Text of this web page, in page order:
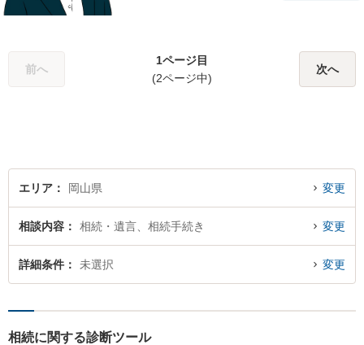
よる不当な取り調べや身体拘
束から、依頼者さまの利益を
前へ
1ページ目
(2ページ中)
次へ
エリア 岡山県 変更
相談内容 相続・遺言、相続手続き 変更
詳細条件 未選択 変更
相続に関する診断ツール